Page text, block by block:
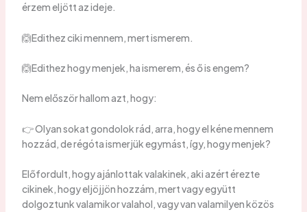
érzem eljött az ideje.
🙆Edithez ciki mennem, mert ismerem.
🙆Edithez hogy menjek, ha ismerem, és ő is engem?
Nem először hallom azt, hogy:
👉 Olyan sokat gondolok rád, arra, hogy el kéne mennem
hozzád, de régóta ismerjük egymást, így, hogy menjek?
Előfordult, hogy ajánlottak valakinek, aki azért érezte
cikinek, hogy eljöjjön hozzám, mert vagy együtt
dolgoztunk valamikor valahol, vagy van valamilyen közös